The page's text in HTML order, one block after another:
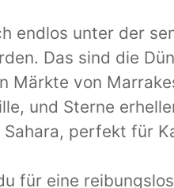
endlos unter der
Das sind die
Märkte von
und Sterne
perfekt für
für eine